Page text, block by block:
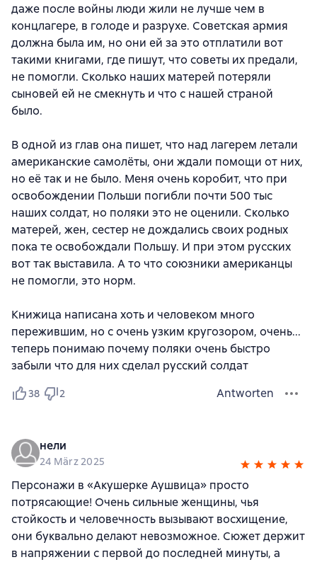
даже после войны люди жили не лучше чем в
концлагере, в голоде и разрухе. Советская армия
должна была им, но они ей за это отплатили вот
такими книгами, где пишут, что советы их предали,
не помогли. Сколько наших матерей потеряли
сыновей ей не смекнуть и что с нашей страной
было.
В одной из глав она пишет, что над лагерем летали
американские самолёты, они ждали помощи от них,
но её так и не было. Меня очень коробит, что при
освобождении Польши погибли почти 500 тыс
наших солдат, но поляки это не оценили. Сколько
матерей, жен, сестер не дождались своих родных
пока те освобождали Польшу. И при этом русских
вот так выставила. А то что союзники американцы
не помогли, это норм.
Книжица написана хоть и человеком много
пережившим, но с очень узким кругозором, очень...
теперь понимаю почему поляки очень быстро
забыли что для них сделал русский солдат
38 2 Antworten
нели
24 März 2025
Персонажи в «Акушерке Аушвица» просто
потрясающие! Очень сильные женщины, чья
стойкость и человечность вызывают восхищение,
они буквально делают невозможное. Сюжет держит
в напряжении с первой до последней минуты, а